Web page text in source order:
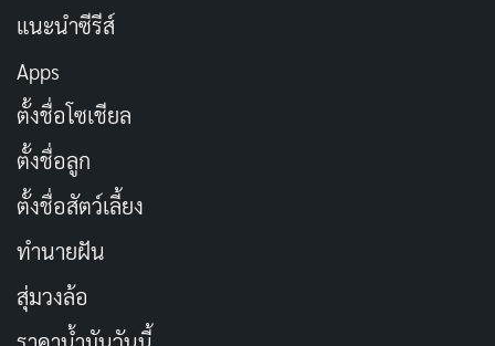
ในช่วงปลายทศวรรษ 2010 ถึงต้นทศวรรษ 2020 Kurea
Hasumi เริ่มกลายเป็นชื่อที่ติดชาร์ตการจัดอันดับอย่าง
สม่ำเสมอ ไม่ว่าจะเป็นการติดอันดับในนิตยสาร FLASH การ
ได้รับรางวัล GEO TV Award หรือการเป็น Campaign Girl
ของ FANZA ซึ่งล้วนเป็นสถานะที่บ่งบอกถึงความนิยมในระ
ดับท็อปของวงการ จนกระทั่งปี 2022 เธอประกาศรีไทร์
คืนอีกครั้งในปี 2025 และเซ็นสัญญากับ MOODYZ ในปี
2026
แนะนำซีรีส์
Apps
ตั้งชื่อโซเชียล
ตั้งชื่อลูก
ตั้งชื่อสัตว์เลี้ยง
ทำนายฝัน
สุ่มวงล้อ